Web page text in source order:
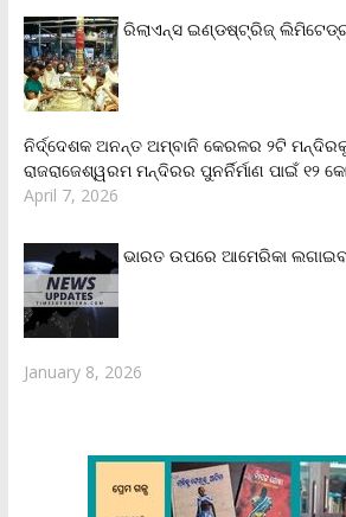
ରିଲାଏନ୍‌ସ ଇଣ୍ଡଷ୍ଟ୍ରିଜ୍ ଲିମିଟେଡ୍‌ର
ନିର୍ଦ୍ଦେଶକ ଅନନ୍ତ ଅମ୍ବାନି କେରଳର ୨ଟି
ରାଜରାଜେଶ୍ୱରମ ମନ୍ଦିରର ପୁନର୍ନିର୍ମାଣ ପାଇଁ ୧୨
April 7, 2026
ଭାରତ ଉପରେ ଆମେରିକା
January 8, 2026